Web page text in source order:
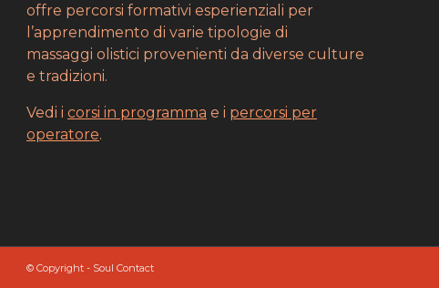
offre percorsi formativi esperienziali per
l’apprendimento di varie tipologie di
massaggi olistici provenienti da diverse culture
e tradizioni.
Vedi i corsi in programma e i percorsi per
operatore.
© Copyright - Soul Contact